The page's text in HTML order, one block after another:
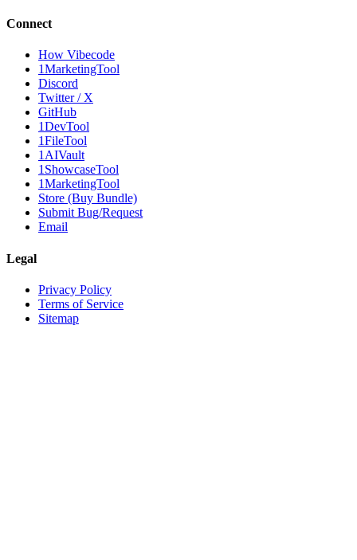
Connect
How Vibecode
1MarketingTool
Discord
Twitter / X
GitHub
1DevTool
1FileTool
1AIVault
1ShowcaseTool
1MarketingTool
Store (Buy Bundle)
Submit Bug/Request
Email
Legal
Privacy Policy
Terms of Service
Sitemap